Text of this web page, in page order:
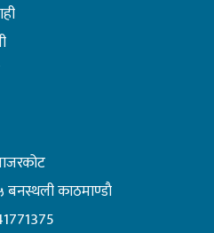
बनस्थली काठमाण्डाै